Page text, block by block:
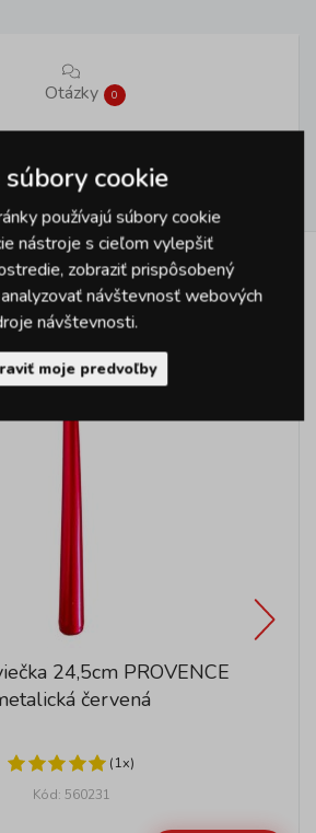
Otázky 0
Hodnotenie
produkty
24,5cm PROVENCE
červená
(1x)
Kód: 560231
cookie
používajú súbory cookie
nástroje s cieľom vylepšiť
zobraziť prispôsobený
návštevnosť webových
návštevnosti.
moje predvoľby